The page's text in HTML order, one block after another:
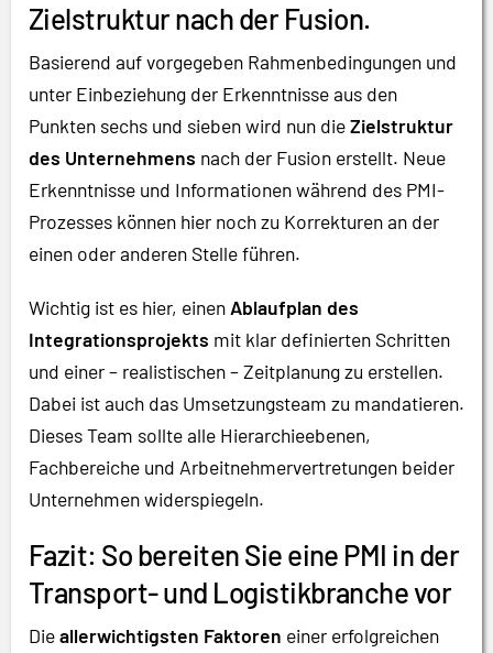
Zielstruktur nach der Fusion.
Basierend auf vorgegeben Rahmenbedingungen und
unter Einbeziehung der Erkenntnisse aus den
Punkten sechs und sieben wird nun dieZielstruktur
des Unternehmens nach der Fusion erstellt. Neue
Erkenntnisse und Informationen während des PMI-
Prozesses können hier noch zu Korrekturen an der
einen oder anderen Stelle führen.
Wichtig ist es hier, einen Ablaufplan des
Integrationsprojekts mit klar definierten Schritten
und einer – realistischen – Zeitplanung zu erstellen.
Dabei ist auch das Umsetzungsteam zu mandatieren.
Dieses Team sollte alle Hierarchieebenen,
Fachbereiche und Arbeitnehmervertretungen beider
Unternehmen widerspiegeln.
Fazit: So bereiten Sie eine PMI in der
Transport- und Logistikbranche vor
Dieallerwichtigsten Faktoren einer erfolgreichen